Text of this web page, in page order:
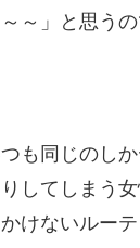
～」と思う
も同じのし
してしまう
けないルーテ